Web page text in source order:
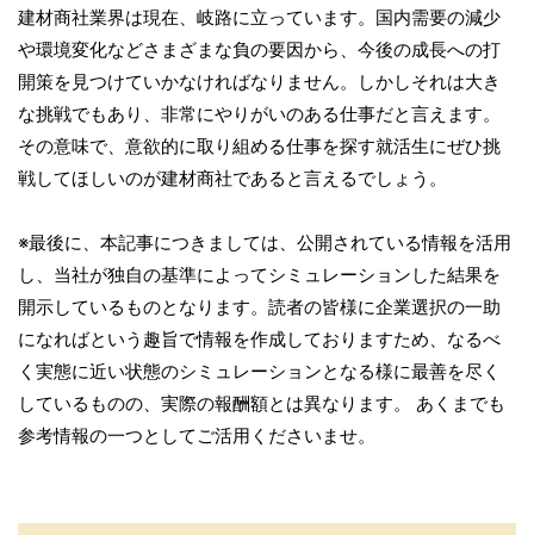
建材商社業界は現在、岐路に立っています。国内需要の減少
や環境変化などさまざまな負の要因から、今後の成長への打
開策を見つけていかなければなりません。しかしそれは大き
な挑戦でもあり、非常にやりがいのある仕事だと言えます。
その意味で、意欲的に取り組める仕事を探す就活生にぜひ挑
戦してほしいのが建材商社であると言えるでしょう。
※最後に、本記事につきましては、公開されている情報を活用
し、当社が独自の基準によってシミュレーションした結果を
開示しているものとなります。読者の皆様に企業選択の一助
になればという趣旨で情報を作成しておりますため、なるべ
く実態に近い状態のシミュレーションとなる様に最善を尽く
しているものの、実際の報酬額とは異なります。 あくまでも
参考情報の一つとしてご活用くださいませ。